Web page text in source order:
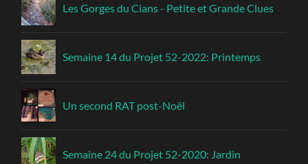
Les Gorges du Cians - Petite et Grande Clues
Semaine 14 du Projet 52-2022: Printemps
Un second RAT post-Noël
Semaine 24 du Projet 52-2020: Jardin